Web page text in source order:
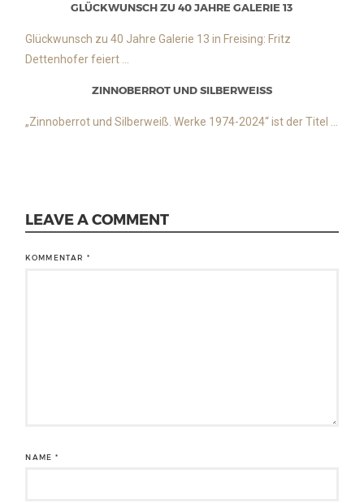
GLÜCKWUNSCH ZU 40 JAHRE GALERIE 13
Glückwunsch zu 40 Jahre Galerie 13 in Freising: Fritz
Dettenhofer feiert ...
ZINNOBERROT UND SILBERWEISS
„Zinnoberrot und Silberweiß. Werke 1974-2024“ ist der Titel ...
LEAVE A COMMENT
KOMMENTAR *
NAME*